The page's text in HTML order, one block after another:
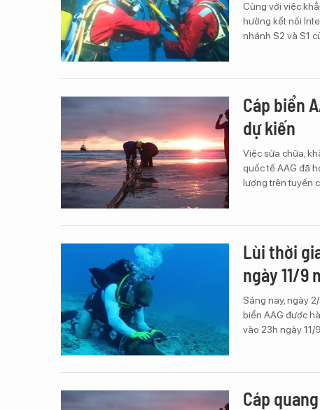
Cùng với việc
hưởng kết nối
nhánh S2 và S1
Cáp biển
dự kiến
Việc sửa chữa,
quốc tế AAG đã
lượng trên tuyến
Lùi thời
ngày 11/9
Sáng nay, ngày
biển AAG được
vào 23h ngày 11/
Cáp